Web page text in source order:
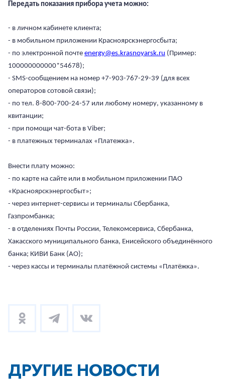
+7-800-700-24-57
Заказать обратный звонок
Частным клиентам
Корпоративным клиентам
Передать показания прибора учета можно:
- в личном кабинете клиента;
- в мобильном приложении Красноярскэнергосбыта;
- по электронной почте energy@es.krasnoyarsk.ru (Пример:
100000000000*54678);
- SMS-сообщением на номер +7-903-767-29-39 (для всех
операторов сотовой связи);
- по тел. 8-800-700-24-57 или любому номеру, указанному в
квитанции;
- при помощи чат-бота в Viber;
- в платежных терминалах «Платежка».
Внести плату можно:
- по карте на сайте или в мобильном приложении ПАО
«Красноярскэнергосбыт»;
- через интернет-сервисы и терминалы Сбербанка,
Газпромбанка;
- в отделениях Почты России, Телекомсервиса, Сбербанка,
Хакасского муниципального банка, Енисейского объединённого
банка; КИВИ Банк (АО);
- через кассы и терминалы платёжной системы «Платёжка».
ДРУГИЕ НОВОСТИ